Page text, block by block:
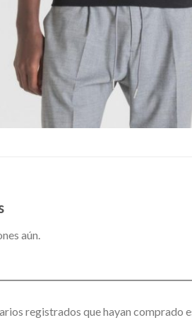
aún.
registrados que hayan comprado